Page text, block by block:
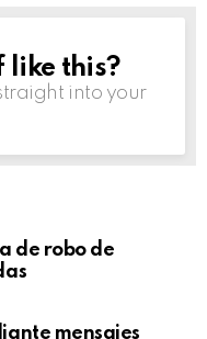
like this?
into your
de robo de
mensajes